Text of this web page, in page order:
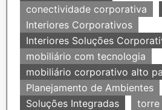
conectividade corporativa
Interiores Corporativos
Interiores Soluções
mobiliário com tecnologia
mobiliário corporativo alto
Planejamento de Ambientes
Soluções Integradas
torre